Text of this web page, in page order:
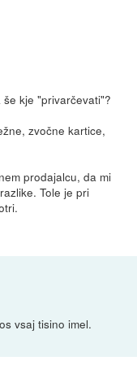
kje "privarčevati"?
zvočne kartice,
prodajalcu, da mi
Tole je pri
vsaj tisino imel.